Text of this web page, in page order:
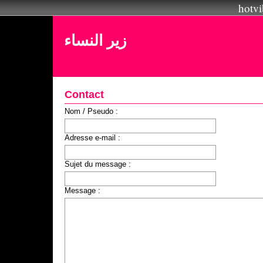
زير النساء
Contact
Nom / Pseudo :
Adresse e-mail :
Sujet du message :
Message :